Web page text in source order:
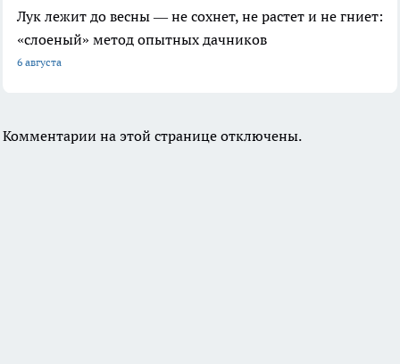
Лук лежит до весны — не сохнет, не растет и не гниет:
«слоеный» метод опытных дачников
6 августа
Комментарии на этой странице отключены.